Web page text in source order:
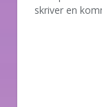
skriver en